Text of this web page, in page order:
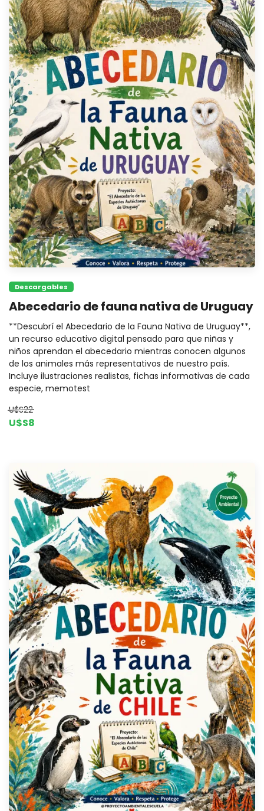
Descargables
Abecedario de fauna nativa de Uruguay
**Descubrí el Abecedario de la Fauna Nativa de Uruguay**,
un recurso educativo digital pensado para que niñas y
niños aprendan el abecedario mientras conocen algunos
de los animales más representativos de nuestro país.
Incluye ilustraciones realistas, fichas informativas de cada
especie, memotest
U$S22
U$S8